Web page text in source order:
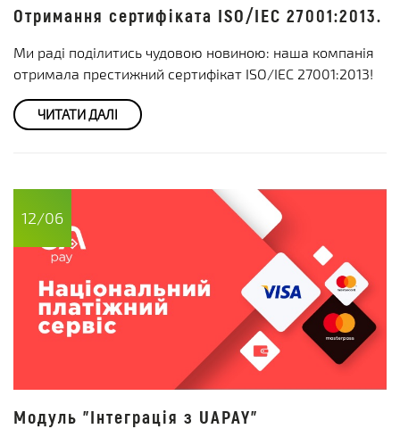
Отримання сертифіката ISO/IEC 27001:2013.
Ми раді поділитись чудовою новиною: наша компанія
отримала престижний сертифікат ISO/IEC 27001:2013!
ЧИТАТИ ДАЛІ
12/06
Модуль "Інтеграція з UAPAY"